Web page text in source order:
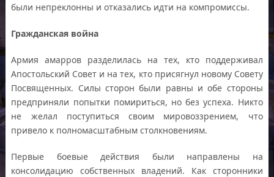
были непреклонны и отказались идти на компромиссы.
Гражданская война
Армия амарров разделилась на тех, кто поддерживал
Апостольский Совет и на тех, кто присягнул новому Совету
Посвященных. Силы сторон были равны и обе стороны
предприняли попытки помириться, но без успеха. Никто
не желал поступиться своим мировоззрением, что
привело к полномасштабным столкновениям.
Первые боевые действия были направлены на
консолидацию собственных владений. Как сторонники